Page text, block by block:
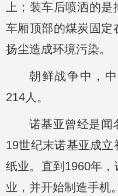
上；装车后喷洒的
车厢顶部的煤炭固定
扬尘造成环境污染。
朝鲜战争中，
214人。
诺基亚曾经是闻
19世纪末诺基亚成
纸业。直到1960年
业，并开始制造手机。